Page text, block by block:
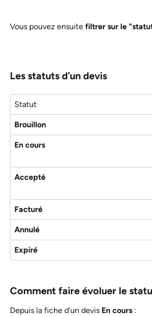
Vous pouvez ensuite filtrer sur le
Les statuts d’un devis
Statut
Brouillon
En cours
Accepté
Facturé
Annulé
Expiré
Comment faire évoluer le
Depuis la fiche d’un devis En cours :